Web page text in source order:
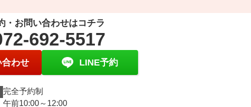
・お問い合わせはコチラ
692-5517
合わせ LINE予約
完全予約制
午前10:00～12:00